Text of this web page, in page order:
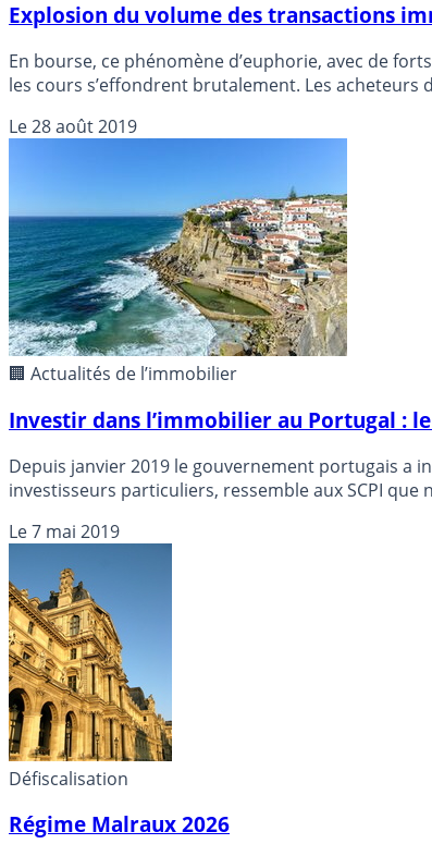
Explosion du volume des transactions
En bourse, ce phénomène d’euphorie, avec de
les cours s’effondrent brutalement. Les
Le28 août 2019
🏢 Actualités de l’immobilier
Investir dans l’immobilier au Portugal :
Depuis janvier 2019 le gouvernement portugais a
investisseurs particuliers, ressemble aux SCPI
Le7 mai 2019
Défiscalisation
Régime Malraux 2026